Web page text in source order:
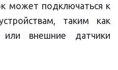
может подключаться к
таким как
или внешние датчики